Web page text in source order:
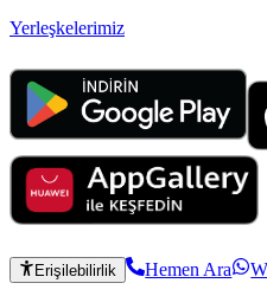
Yerleşkelerimiz
Erişilebilirlik Hemen Ara